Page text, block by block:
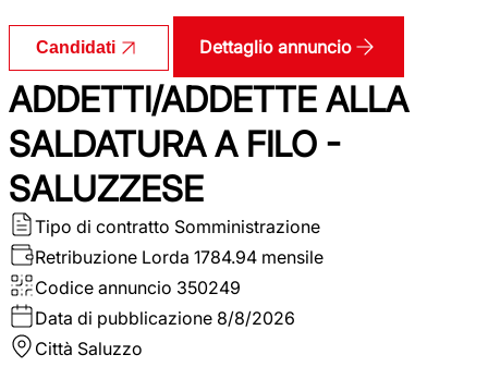
Candidati Dettaglio annuncio
ADDETTI/ADDETTE ALLA
SALDATURA A FILO -
SALUZZESE
Tipo di contratto Somministrazione
Retribuzione Lorda 1784.94 mensile
Codice annuncio 350249
Data di pubblicazione 8/8/2026
Città Saluzzo